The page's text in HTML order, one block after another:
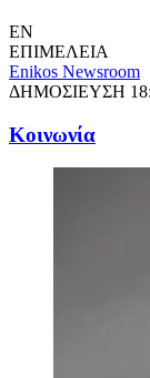
EN
ΕΠΙΜΕΛΕΙΑ
Enikos Newsroom
ΔΗΜΟΣΙΕΥΣΗ
Κοινωνία